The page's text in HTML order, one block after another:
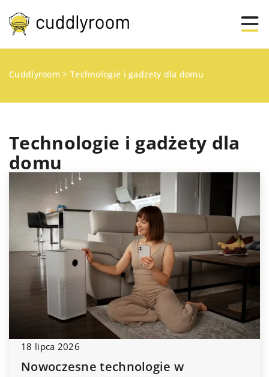
Cuddlyroom > Technologie i gadżety dla domu
Technologie i gadżety dla
domu
18 lipca 2026
Nowoczesne technologie w